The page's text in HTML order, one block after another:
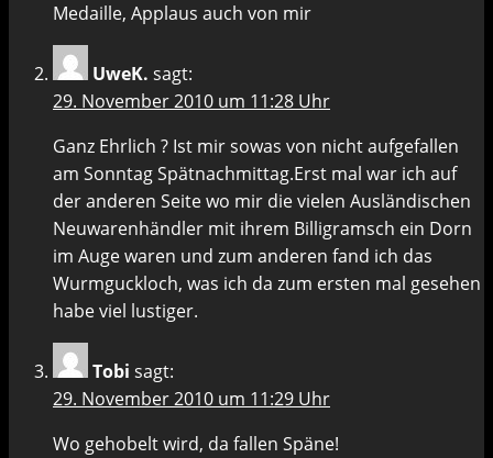
Medaille, Applaus auch von mir
UweK. sagt:
29. November 2010 um 11:28 Uhr
Ganz Ehrlich ? Ist mir sowas von nicht aufgefallen
am Sonntag Spätnachmittag.Erst mal war ich auf
der anderen Seite wo mir die vielen Ausländischen
Neuwarenhändler mit ihrem Billigramsch ein Dorn
im Auge waren und zum anderen fand ich das
Wurmguckloch, was ich da zum ersten mal gesehen
habe viel lustiger.
Tobi sagt:
29. November 2010 um 11:29 Uhr
Wo gehobelt wird, da fallen Späne!